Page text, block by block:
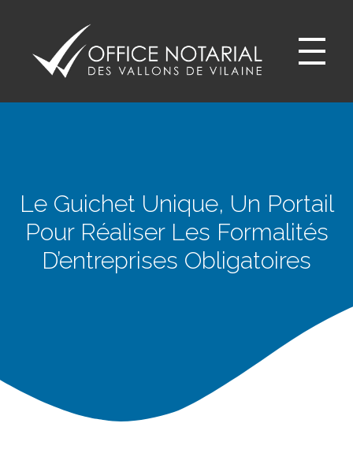
Le Guichet Unique, Un Portail
Pour Réaliser Les Formalités
D’entreprises Obligatoires